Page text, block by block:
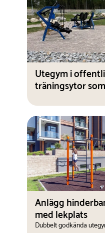
Utegym i
träningsytor
Anlägg
med lekplats
Dubbelt godkända